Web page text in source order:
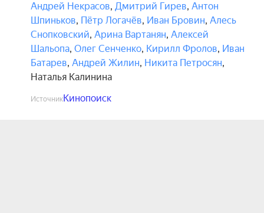
Андрей Некрасов, Дмитрий Гирев, Антон
Шпиньков, Пётр Логачёв, Иван Бровин, Алесь
Снопковский, Арина Вартанян, Алексей
Шальопа, Олег Сенченко, Кирилл Фролов, Иван
Батарев, Андрей Жилин, Никита Петросян,
Наталья Калинина
ИсточникКинопоиск